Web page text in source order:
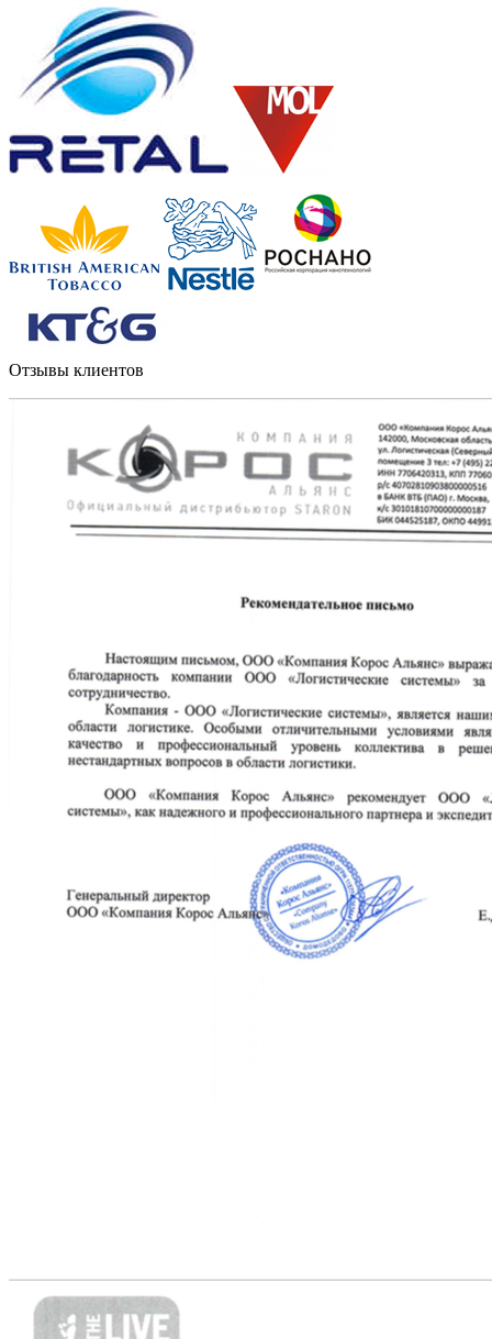
Отзывы клиентов